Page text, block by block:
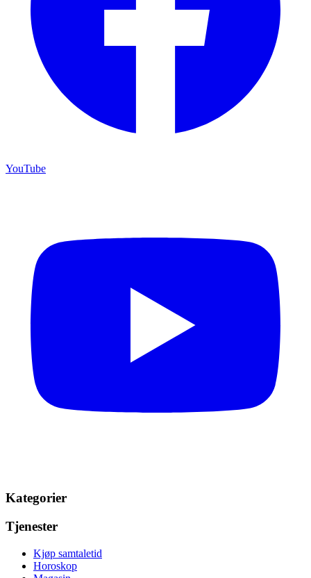
YouTube
Kategorier
Tjenester
Kjøp samtaletid
Horoskop